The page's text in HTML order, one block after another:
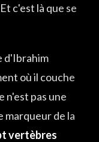
c'est là que se
d'Ibrahim
où il couche
n'est pas une
marqueur de la
vertèbres